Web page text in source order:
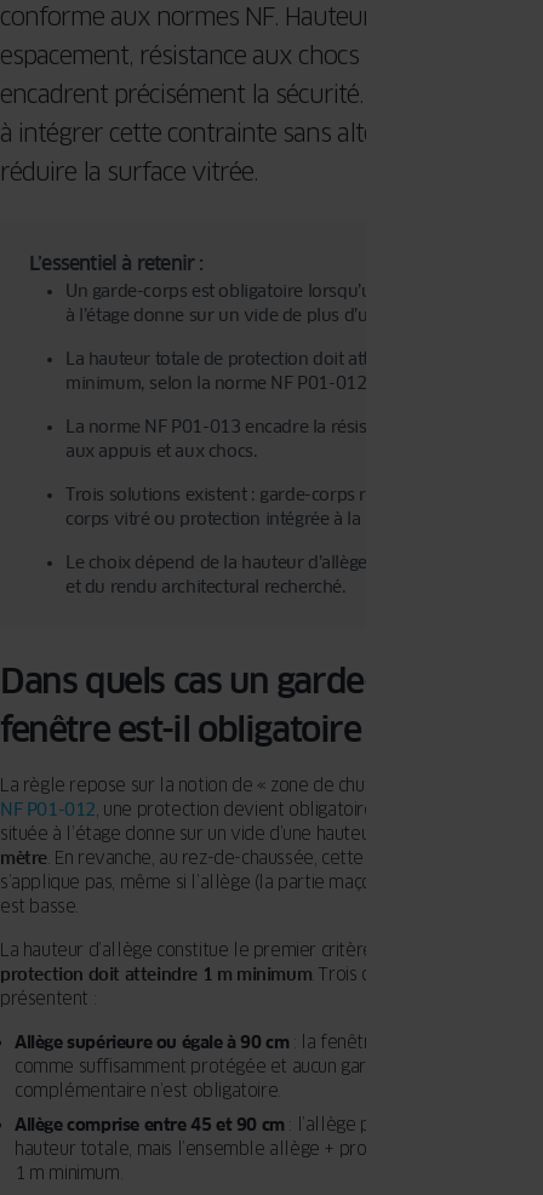
conforme aux normes NF. Hauteur minimale,
espacement, résistance aux chocs : ces exigences
encadrent précisément la sécurité. L’enjeu consiste
à intégrer cette contrainte sans altérer la façade ni
réduire la surface vitrée.
L’essentiel à retenir :
Un garde-corps est obligatoire lorsqu’une fenêtre située
à l’étage donne sur un vide de plus d’un mètre.
La hauteur totale de protection doit atteindre 1 m
minimum, selon la norme NF P01-012.
La norme NF P01-013 encadre la résistance mécanique
aux appuis et aux chocs.
Trois solutions existent : garde-corps rapporté, garde-
corps vitré ou protection intégrée à la menuiserie.
Le choix dépend de la hauteur d’allège, du type de projet
et du rendu architectural recherché.
Dans quels cas un garde-corps de
fenêtre est-il obligatoire ?
La règle repose sur la notion de « zone de chute ». Selon la norme
NF P01-012, une protection devient obligatoire lorsqu’une fenêtre
située à l’étage donne sur un vide d’une hauteur
mètre. En revanche, au rez-de-chaussée, cette obligation ne
s’applique pas, même si l’allège (la partie maçonnée sous la fenêtre)
est basse.
La hauteur d’allège constitue le premier critère d’analyse. La
protection doit atteindre 1 m minimum. Trois configurations se
présentent :
Allège supérieure ou égale à 90 cm : la fenêtre est considérée
comme suffisamment protégée et aucun garde-corps
complémentaire n’est obligatoire.
Allège comprise entre 45 et 90 cm : l’allège peut contribuer à la
hauteur totale, mais l’ensemble allège + protection doit atteindre
1 m minimum.